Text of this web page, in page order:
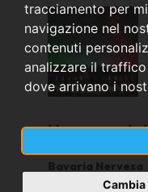
tracciamento per
navigazione nel
contenuti
analizzare il
dove arrivano i
Nervesa
Bavaria Nervesa